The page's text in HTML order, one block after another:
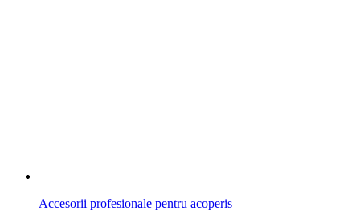
Accesorii profesionale pentru acoperis